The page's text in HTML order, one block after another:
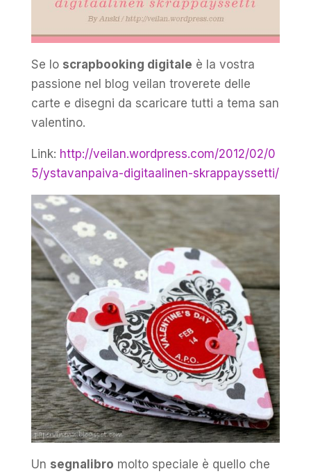
Se lo scrapbooking digitale è la vostra
passione nel blog veilan troverete delle
carte e disegni da scaricare tutti a tema san
valentino.
Link: http://veilan.wordpress.com/2012/02/0
5/ystavanpaiva-digitaalinen-skrappayssetti/
Un segnalibro molto speciale è quello che